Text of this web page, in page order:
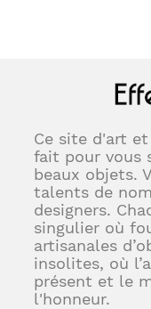
Ce site d'art
fait pour vous
beaux objets.
talents de
designers.
singulier où
artisanales
insolites, où
présent et le
l'honneur.